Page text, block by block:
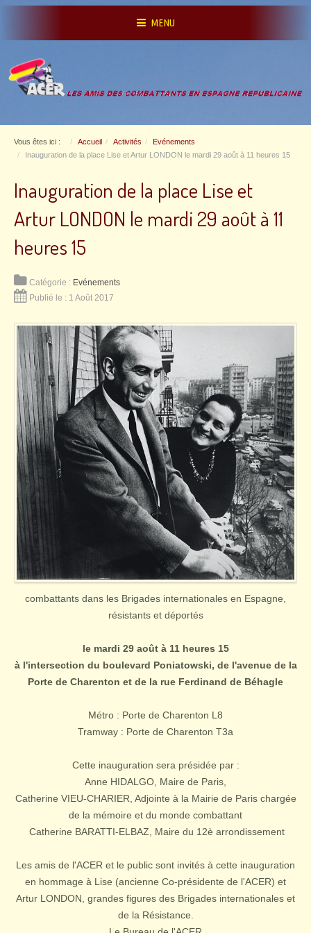
MENU
Vous êtes ici : Accueil Activités
Evénements
Inauguration de la place Lise et Artur LONDON le mardi 29 août à 11 heures 15
Inauguration de la place Lise et
Artur LONDON le mardi 29 août à 11
heures 15
Catégorie : Evénements
Publié le : 1 Août 2017
combattants dans les Brigades internationales en Espagne,
résistants et déportés
le mardi 29 août à 11 heures 15
à l'intersection du boulevard Poniatowski, de l'avenue de la
Porte de Charenton et de la rue Ferdinand de Béhagle
Métro : Porte de Charenton L8
Tramway : Porte de Charenton T3a
Cette inauguration sera présidée par :
Anne HIDALGO, Maire de Paris,
Catherine VIEU-CHARIER, Adjointe à la Mairie de Paris chargée
de la mémoire et du monde combattant
Catherine BARATTI-ELBAZ, Maire du 12è arrondissement
Les amis de l'ACER et le public sont invités à cette inauguration
en hommage à Lise (ancienne Co-présidente de l'ACER) et
Artur LONDON, grandes figures des Brigades internationales et
de la Résistance.